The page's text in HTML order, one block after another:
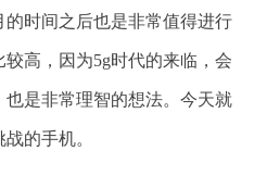
时间之后也是非常值得进行
高，因为5g时代的来临，会
是非常理智的想法。今天就
的手机。